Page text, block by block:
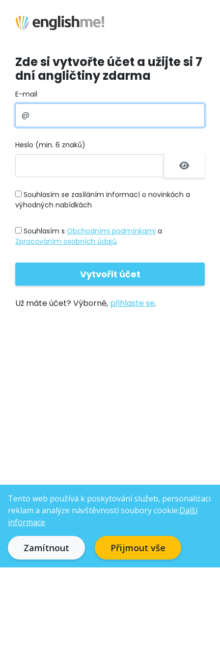
Zde si vytvořte účet a užijte si 7
dní angličtiny zdarma
E-mail
Heslo (min. 6 znaků)
Souhlasím se zasíláním informací o novinkách a
výhodných nabídkách
Souhlasím s Obchodními podmínkami a
Zpracováním osobních údajů.
Už máte účet? Výborně, přihlaste se.
Tento web používá k poskytování služeb, personalizaci
reklam a analýze návštěvnosti soubory cookie.Další
informace
Zamítnout Přijmout vše